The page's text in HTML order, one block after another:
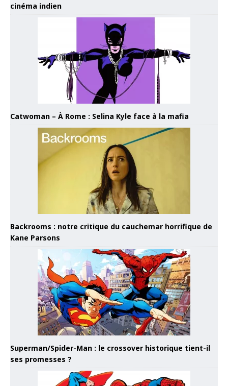
cinéma indien
Catwoman – À Rome : Selina Kyle face à la mafia
Backrooms : notre critique du cauchemar horrifique de
Kane Parsons
Superman/Spider-Man : le crossover historique tient-il
ses promesses ?